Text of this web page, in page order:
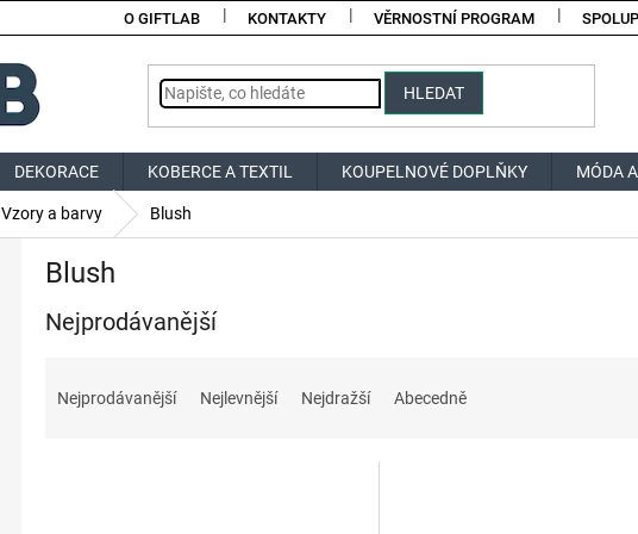
O GIFTLAB KONTAKTY VĚRNOSTNÍ PROGRAM
HLEDAT
DEKORACE KOBERCE A TEXTIL KOUPELNOVÉ DOPLŇKY MÓDA
Vzory a barvy Blush
Blush
Nejprodávanější
Nejprodávanější Nejlevnější Nejdražší Abecedně